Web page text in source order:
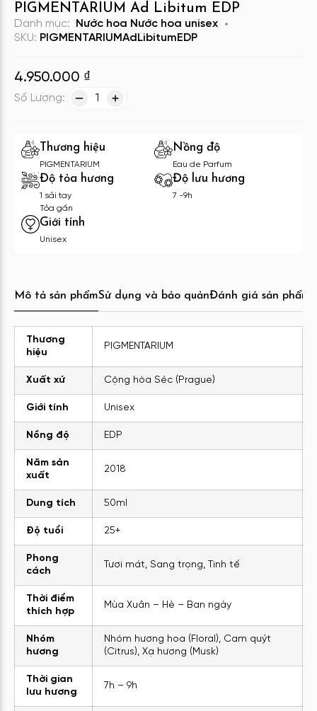
PIGMENTARIUM Ad Libitum EDP
Danh mục: Nước hoa Nước hoa unisex
SKU: PIGMENTARIUMAdLibitumEDP
4.950.000 ₫
Số Lượng: 1
Thương hiệu
PIGMENTARIUM
Nồng độ
Eau de Parfum
Độ tỏa hương
1 sải tay
Tỏa gần
Độ lưu hương
7 -9h
Giới tính
Unisex
Mô tả sản phẩmSử dụng và bảo quảnĐánh giá sản phẩm
Thương
hiệu
PIGMENTARIUM
Xuất xứ Cộng hòa Séc (Prague)
Giới tính Unisex
Nồng độ EDP
Năm sản
xuất
2018
Dung tích 50ml
Độ tuổi 25+
Phong
cách
Tươi mát, Sang trọng, Tinh tế
Thời điểm
thích hợp
Mùa Xuân – Hè – Ban ngày
Nhóm
hương
Nhóm hương hoa (Floral), Cam quýt
(Citrus), Xạ hương (Musk)
Thời gian
lưu hương
7h – 9h